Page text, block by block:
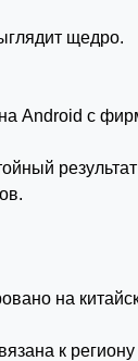
щедро.
Android с
на
к региону